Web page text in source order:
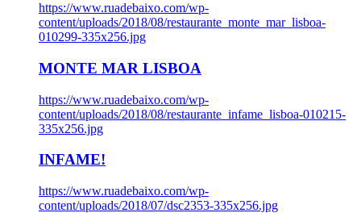
https://www.ruadebaixo.com/wp-
content/uploads/2018/08/restaurante_monte_mar_lisboa-
010299-335x256.jpg
MONTE MAR LISBOA
https://www.ruadebaixo.com/wp-
content/uploads/2018/08/restaurante_infame_lisboa-010215-
335x256.jpg
INFAME!
https://www.ruadebaixo.com/wp-
content/uploads/2018/07/dsc2353-335x256.jpg